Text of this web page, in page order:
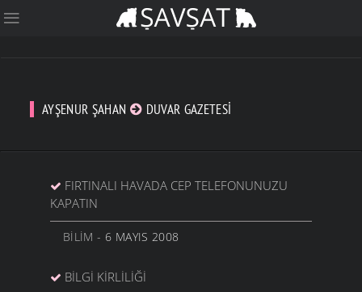
AYŞENUR ŞAHAN DUVAR GAZETESI
FIRTINALI HAVADA CEP TELEFONUNUZU
KAPATIN
BILIM - 6 MAYIS 2008
BILGI KIRLILIĞI